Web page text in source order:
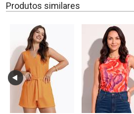
Produtos similares